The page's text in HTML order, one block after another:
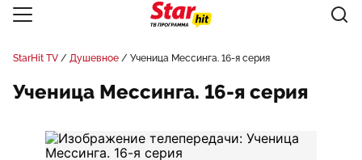
StarHit TV Душевное Ученица Мессинга. 16-я серия
Ученица Мессинга. 16-я серия